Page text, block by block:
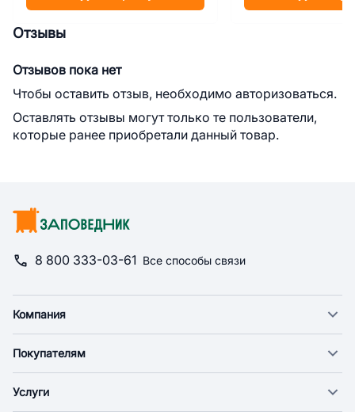
Отзывы
Отзывов пока нет
Чтобы оставить отзыв, необходимо авторизоваться.
Оставлять отзывы могут только те пользователи,
которые ранее приобретали данный товар.
8 800 333-03-61 Все способы связи
Компания
Новости
Поставщикам
Покупателям
Экспресс доставка
Услуги